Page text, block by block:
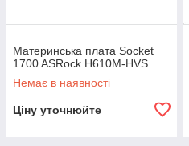
Материнська плата Socket
1700 ASRock H610M-HVS
Немає в наявності
Ціну уточнюйте